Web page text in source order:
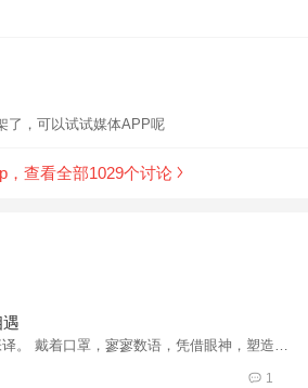
了，可以试试媒体APP呢
，查看全部1029个讨论
。 戴着口罩，寥寥数语，凭借眼神，塑造了
1